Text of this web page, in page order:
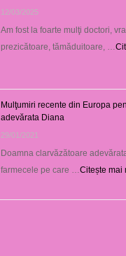
12/03/2025
Am fost la foarte mulţi doctori,
prezicătoare, tămăduitoare, …
Mulţumiri recente din Europa
adevărata Diana
29/01/2021
Doamna clarvăzătoare
farmecele pe care … Citește mai